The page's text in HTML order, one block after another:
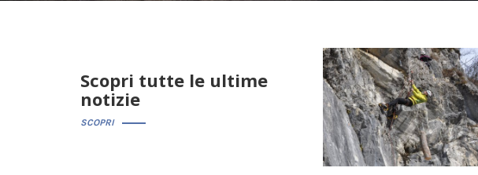
Scopri tutte le ultime
notizie
SCOPRI